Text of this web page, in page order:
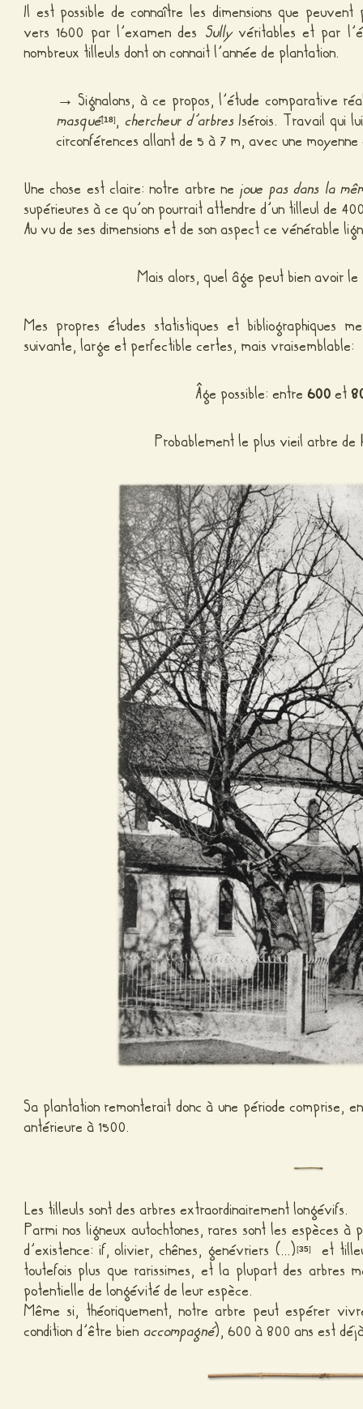
Il est possible de connaître les dimensions que
vers 1600 par l’examen des Sullyvéritables et par
nombreux tilleuls dont on connait l’année de plantation.
→ Signalons, à ce propos, l’étude comparative
masqué[18],chercheur d’arbresIsérois. Travail qui
circonférences allant de 5 à 7 m, avec une
Une chose est claire: notre arbre nejoue pas dans la
supérieures à ce qu’on pourrait attendre d’un tilleul de
Au vu de ses dimensions et de son aspect ce vénérable
Mais alors, quel âge peut bien avoir
Mes propres études statistiques et bibliographiques
suivante, large et perfectible certes, mais vraisemblable:
Âge possible: entre600et
Probablement le plus vieil arbre
Sa plantation remonterait donc à une période comprise,
antérieure à 1500.
Les tilleuls sont des arbres extraordinairement longévifs.
Parmi nos ligneux autochtones, rares sont les espèces
d’existence: if, olivier, chênes, genévriers (…)[35]
et
toutefois plus que rarissimes, et la plupart des arbres
potentielle de longévité de leur espèce.
Même si, théoriquement, notre arbre peut espérer
condition d’être bien accompagné), 600 à 800 ans est